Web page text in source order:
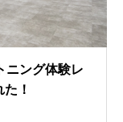
ニング体験レ
！